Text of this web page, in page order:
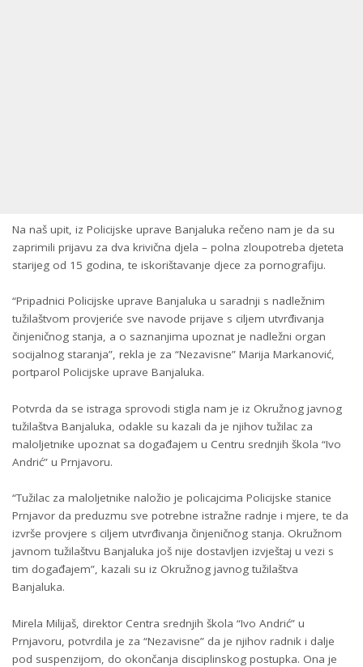
Na naš upit, iz Policijske uprave Banjaluka rečeno nam je da su
zaprimili prijavu za dva krivična djela – polna zloupotreba djeteta
starijeg od 15 godina, te iskorištavanje djece za pornografiju.
“Pripadnici Policijske uprave Banjaluka u saradnji s nadležnim
tužilaštvom provjeriće sve navode prijave s ciljem utvrđivanja
činjeničnog stanja, a o saznanjima upoznat je nadležni organ
socijalnog staranja”, rekla je za “Nezavisne” Marija Markanović,
portparol Policijske uprave Banjaluka.
Potvrda da se istraga sprovodi stigla nam je iz Okružnog javnog
tužilaštva Banjaluka, odakle su kazali da je njihov tužilac za
maloljetnike upoznat sa događajem u Centru srednjih škola “Ivo
Andrić” u Prnjavoru.
“Tužilac za maloljetnike naložio je policajcima Policijske stanice
Prnjavor da preduzmu sve potrebne istražne radnje i mjere, te da
izvrše provjere s ciljem utvrđivanja činjeničnog stanja. Okružnom
javnom tužilaštvu Banjaluka još nije dostavljen izvještaj u vezi s
tim događajem”, kazali su iz Okružnog javnog tužilaštva
Banjaluka.
Mirela Milijaš, direktor Centra srednjih škola “Ivo Andrić” u
Prnjavoru, potvrdila je za “Nezavisne” da je njihov radnik i dalje
pod suspenzijom, do okončanja disciplinskog postupka. Ona je